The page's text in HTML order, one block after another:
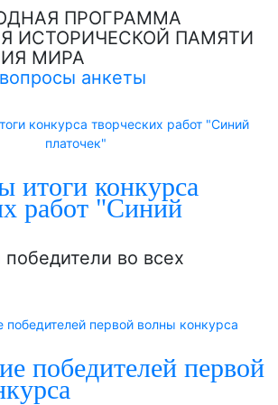
ПРОГРАММА
ИСТОРИЧЕСКОЙ ПАМЯТИ
МИРА
анкеты
итоги конкурса
работ "Синий
во всех
победителей первой